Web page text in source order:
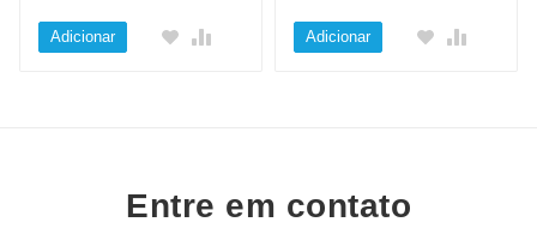
Adicionar Adicionar
Entre em contato